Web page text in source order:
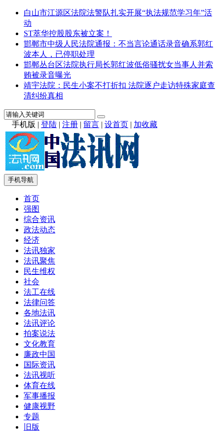
白山市江源区法院法警队扎实开展“执法规范学习年”活
动
ST萃华控股股东被立案！
邯郸市中级人民法院通报：不当言论通话录音确系郭红
波本人，已停职处理
邯郸丛台区法院执行局长郭红波低俗骚扰女当事人并索
贿被录音曝光
靖宇法院：民生小案不打折扣 法院逐户走访特殊家庭查
清纠纷真相
手机版 | 登陆 | 注册 | 留言 | 设首页 | 加收藏
手机导航
首页
强图
综合资讯
政法动态
经济
法讯独家
法讯聚焦
民生维权
社会
法工在线
法律问答
各地法讯
法讯评论
拍案说法
文化教育
廉政中国
国际资讯
法讯视听
体育在线
军事播报
健康视野
专题
旧版